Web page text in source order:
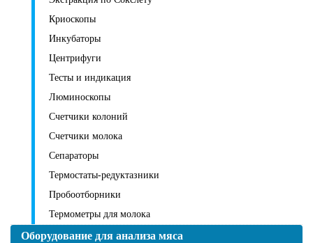
Криоскопы
Инкубаторы
Центрифуги
Тесты и индикация
Люминоскопы
Счетчики колоний
Счетчики молока
Сепараторы
Термостаты-редуктазники
Пробоотборники
Термометры для молока
Оборудование для анализа мяса